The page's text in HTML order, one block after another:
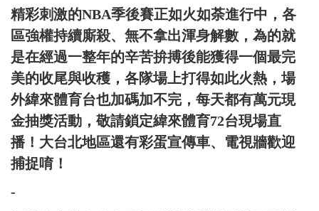
精彩刺激的NBA季後賽正如火如荼進行中，各
區強權持續廝殺、無不拿出渾身解數，為的就
是在經過一整年的辛苦拚搏後能獲得一個最完
美的收尾與收穫，各隊場上打得如此火熱，場
外緯來體育台也加碼加不完，每天都有萬元現
金抽獎活動，敬請鎖定緯來體育72台現場直
播！大台北地區還有彩蛋宣傳車、電視牆歡迎
捕捉唷！
-